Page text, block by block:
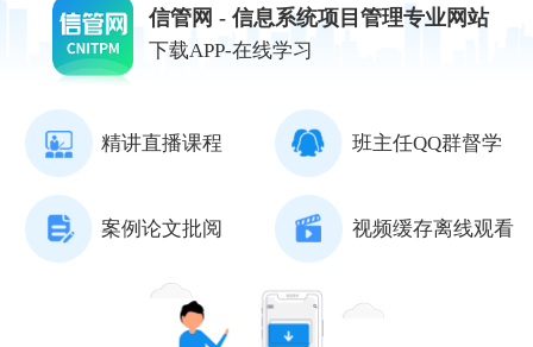
信管网 - 信息系统项目管理专业网站
下载APP-在线学习
精讲直播课程 班主任QQ群督学
案例论文批阅 视频缓存离线观看